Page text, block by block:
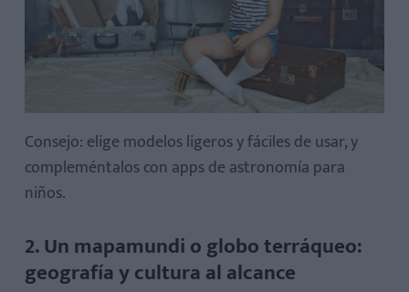
Consejo: elige modelos ligeros y fáciles de usar, y
compleméntalos con apps de astronomía para
niños.
2. Un mapamundi o globo terráqueo:
geografía y cultura al alcance